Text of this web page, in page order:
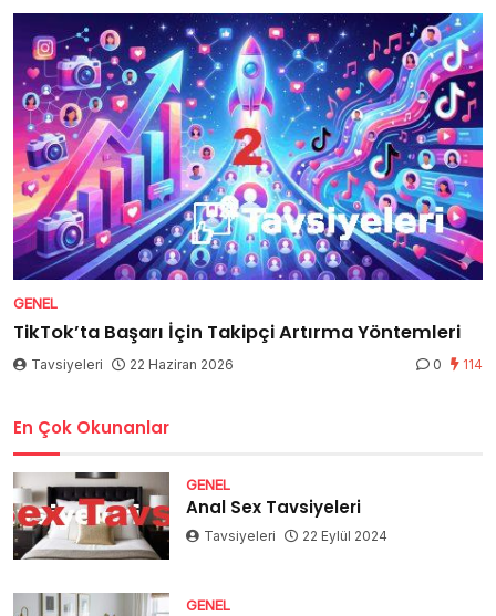
GENEL
TikTok’ta Başarı İçin Takipçi Artırma Yöntemleri
Tavsiyeleri 22 Haziran 2026 0 114
En Çok Okunanlar
GENEL
Anal Sex Tavsiyeleri
Tavsiyeleri 22 Eylül 2024
GENEL